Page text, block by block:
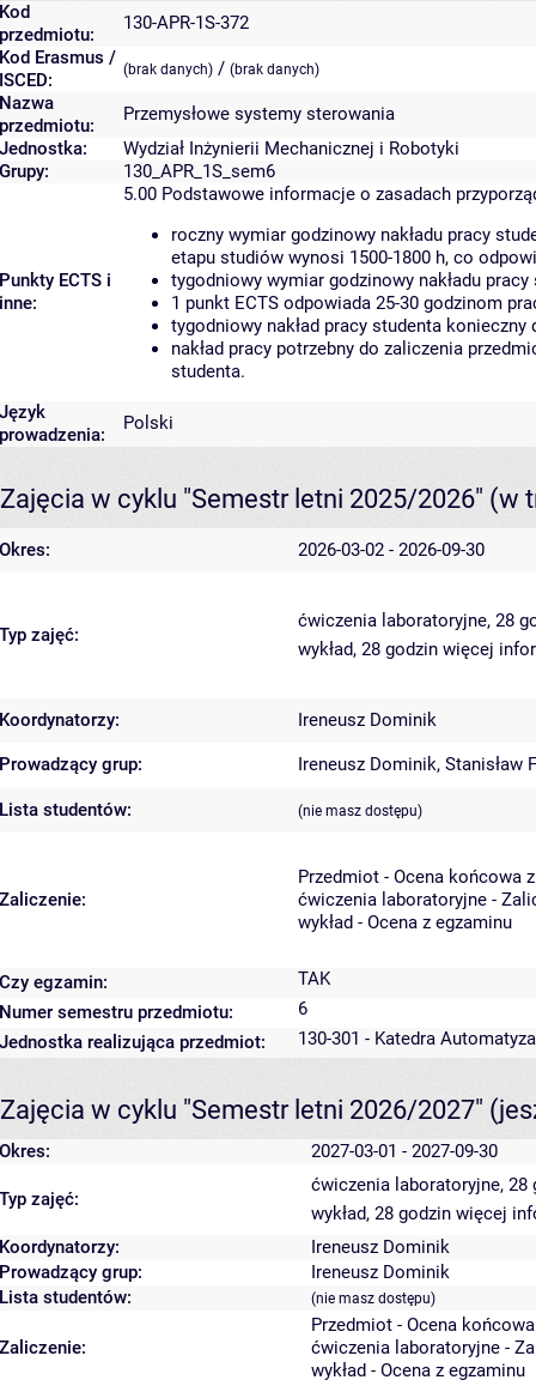
Kod
przedmiotu:
130-APR-1S-372
Kod Erasmus /
ISCED:
(brak danych) / (brak danych)
Nazwa
przedmiotu:
Przemysłowe systemy sterowania
Jednostka:
Wydział Inżynierii Mechanicznej i Robotyki
Grupy:
130_APR_1S_sem6
Punkty ECTS i
inne:
5.00 Podstawowe informacje o zasadach
roczny wymiar godzinowy nakładu pracy
etapu studiów wynosi 1500-1800 h, co
tygodniowy wymiar godzinowy nakładu
1 punkt ECTS odpowiada 25-30 godzinom
tygodniowy nakład pracy studenta
nakład pracy potrzebny do zaliczenia
studenta.
Język
prowadzenia:
Polski
Zajęcia w cyklu "Semestr letni 2025/2026" (w
Okres: 2026-03-02 - 2026-09-30
Typ zajęć:
ćwiczenia laboratoryjne, 28
wykład, 28 godzin więcej
Koordynatorzy: Ireneusz Dominik
Prowadzący grup: Ireneusz Dominik, Stanisław
Lista studentów: (nie masz dostępu)
Zaliczenie:
Przedmiot - Ocena końcowa
ćwiczenia laboratoryjne -
wykład - Ocena z egzaminu
Czy egzamin:
TAK
Numer semestru przedmiotu:
6
Jednostka realizująca przedmiot:
130-301 - Katedra
Zajęcia w cyklu "Semestr letni 2026/2027"
Okres: 2027-03-01 - 2027-09-30
Typ zajęć:
ćwiczenia laboratoryjne, 28
wykład, 28 godzin więcej
Koordynatorzy:
Ireneusz Dominik
Prowadzący grup:
Ireneusz Dominik
Lista studentów:
(nie masz dostępu)
Zaliczenie:
Przedmiot - Ocena
ćwiczenia laboratoryjne -
wykład - Ocena z egzaminu